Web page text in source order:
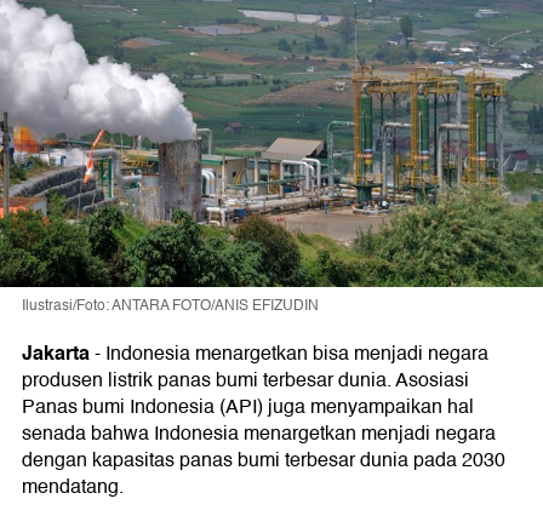
Ilustrasi/Foto: ANTARA FOTO/ANIS EFIZUDIN
Jakarta-Indonesia menargetkan bisa menjadi negara
produsen listrik panas bumi terbesar dunia. Asosiasi
Panas bumi Indonesia (API) juga menyampaikan hal
senada bahwa Indonesia menargetkan menjadi negara
dengan kapasitas panas bumi terbesar dunia pada 2030
mendatang.